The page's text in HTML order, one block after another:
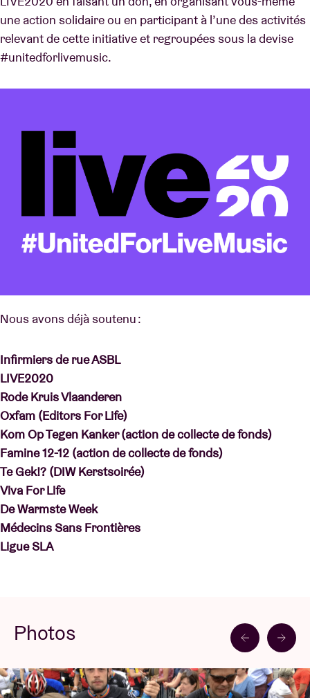
une action solidaire ou en participant à l’une des activités
relevant de cette initiative et regroupées sous la devise
#unitedforlivemusic.
Nous avons déjà soutenu :
Infirmiers de rue ASBL
LIVE2020
Rode Kruis Vlaanderen
Oxfam (Editors For Life)
Kom Op Tegen Kanker (action de collecte de fonds)
Famine 12-12 (action de collecte de fonds)
Te Gek!? (DIW Kerstsoirée)
Viva For Life
De Warmste Week
Médecins Sans Frontières
Ligue SLA
Photos